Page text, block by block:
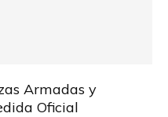
Armadas y
Oficial